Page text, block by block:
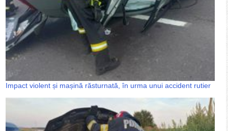
Impact violent și mașină răsturnată, în urma unui accident rutier